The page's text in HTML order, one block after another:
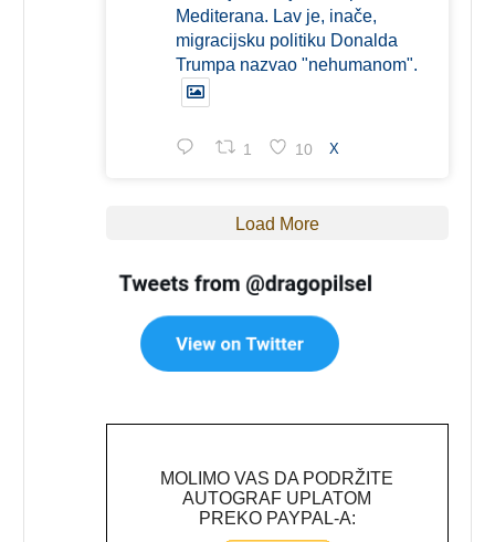
Mediterana. Lav je, inače,
migracijsku politiku Donalda
Trumpa nazvao "nehumanom".
1 10 X
Load More
MOLIMO VAS DA PODRŽITE
AUTOGRAF UPLATOM
PREKO PAYPAL-A: